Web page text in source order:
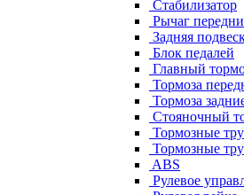
Стабилизатор
Рычаг
Задняя
Блок педалей
Главный
Тормоза
Тормоза
Стояночный
Тормозные
Тормозные
ABS
Рулевое